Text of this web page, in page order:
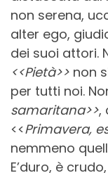
non serena,
alter ego,
dei suoi attori.
<<Pietà>> non
per tutti noi.
samaritana>>,
<<Primavera,
nemmeno
E’duro, è